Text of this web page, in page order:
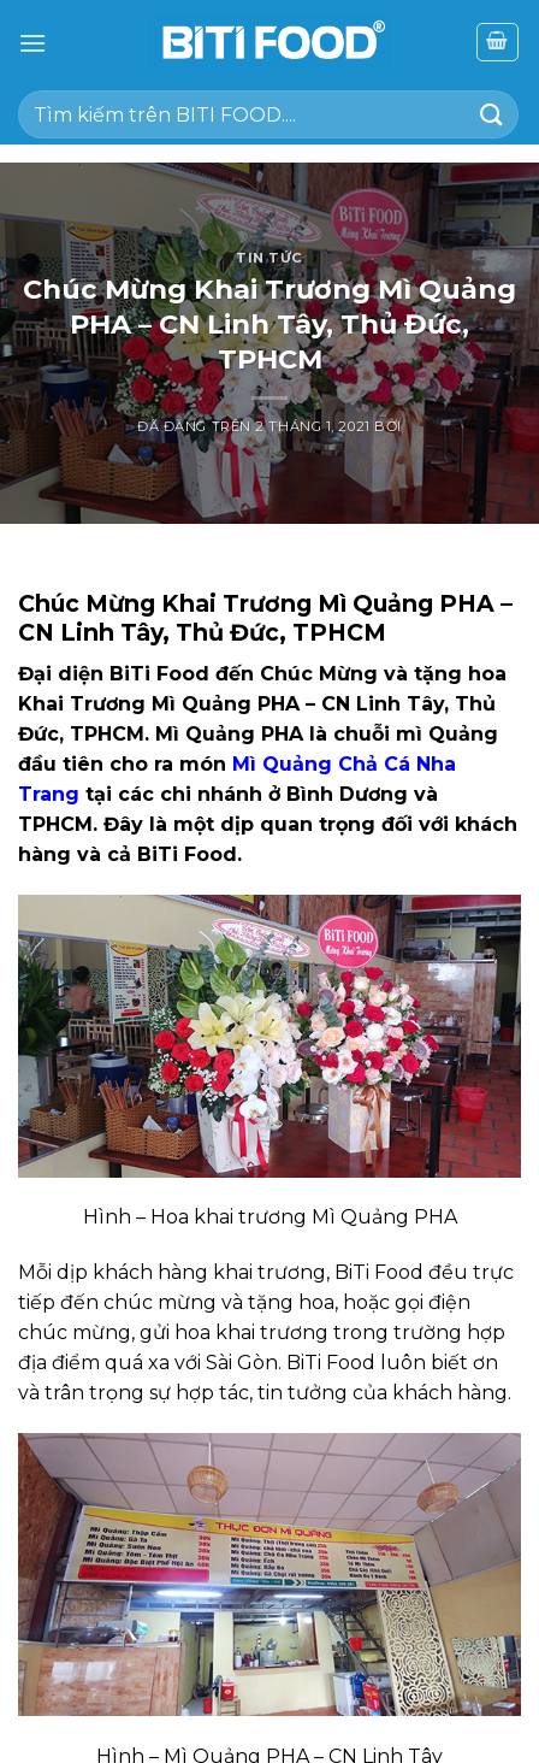
đến
dung
Tìm
kiếm:
TIN TỨC
Chúc Mừng Khai Trương Mì Quảng
PHA – CN Linh Tây, Thủ Đức,
TPHCM
ĐÃ ĐĂNG TRÊN2 THÁNG 1, 2021 BỞI
Chúc Mừng Khai Trương Mì Quảng PHA –
CN Linh Tây, Thủ Đức, TPHCM
Đại diện BiTi Food đến Chúc Mừng và tặng hoa
Khai Trương Mì Quảng PHA – CN Linh Tây, Thủ
Đức, TPHCM. Mì Quảng PHA là chuỗi mì Quảng
đầu tiên cho ra món Mì Quảng Chả Cá Nha
Trang tại các chi nhánh ở Bình Dương và
TPHCM. Đây là một dịp quan trọng đối với khách
hàng và cả BiTi Food.
Hình – Hoa khai trương Mì Quảng PHA
Mỗi dịp khách hàng khai trương, BiTi Food đều trực
tiếp đến chúc mừng và tặng hoa, hoặc gọi điện
chúc mừng, gửi hoa khai trương trong trường hợp
địa điểm quá xa với Sài Gòn. BiTi Food luôn biết ơn
và trân trọng sự hợp tác, tin tưởng của khách hàng.
Hình – Mì Quảng PHA – CN Linh Tây